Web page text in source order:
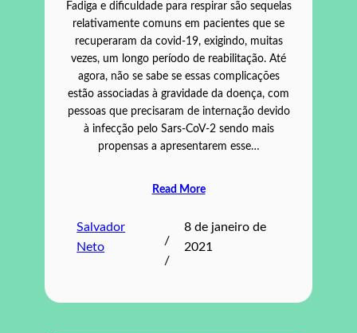
Fadiga e dificuldade para respirar são sequelas
relativamente comuns em pacientes que se
recuperaram da covid-19, exigindo, muitas
vezes, um longo período de reabilitação. Até
agora, não se sabe se essas complicações
estão associadas à gravidade da doença, com
pessoas que precisaram de internação devido
à infecção pelo Sars-CoV-2 sendo mais
propensas a apresentarem esse…
Read More
Salvador
Neto
/
/
8 de janeiro de
2021